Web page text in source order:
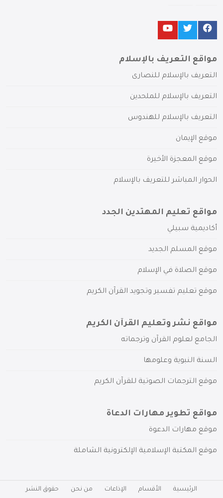
مواقع التعريف بالإسلام
التعريف بالإسلام للنصارى
التعريف بالإسلام للملحدين
التعريف بالإسلام للهندوس
موقع الإيمان
موقع المعجزة الأخيرة
الحوار المباشر للتعريف بالإسلام
مواقع تعليم المهتدين الجدد
أكاديمية سبيلي
موقع المسلم الجديد
موقع الصلاة في الإسلام
موقع تعليم تفسير وتجويد القرآن الكريم
مواقع نشر وتعليم القرآن الكريم
الجامع لعلوم القرآن وترجماته
السنة النبوية وعلومها
موقع الترجمات الصوتية للقرآن الكريم
مواقع تطوير مهارات الدعاة
موقع مهارات الدعوة
موقع المكتبة الإسلامية الإلكترونية الشاملة
الرئيسية الأقسام الإذاعات من نحن حقوق النشر